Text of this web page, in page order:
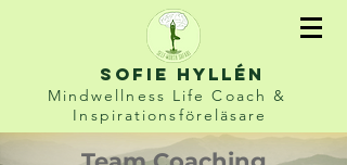
sofie hyllén
Mindwellness Life Coach &
Inspirationsföreläsare